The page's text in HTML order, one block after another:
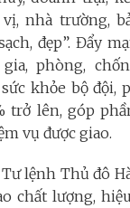
vị, nhà trường,
đẹp”. Đẩy
phòng,
khỏe bộ đội,
trở lên, góp
vụ được giao.
lệnh Thủ đô
chất lượng,